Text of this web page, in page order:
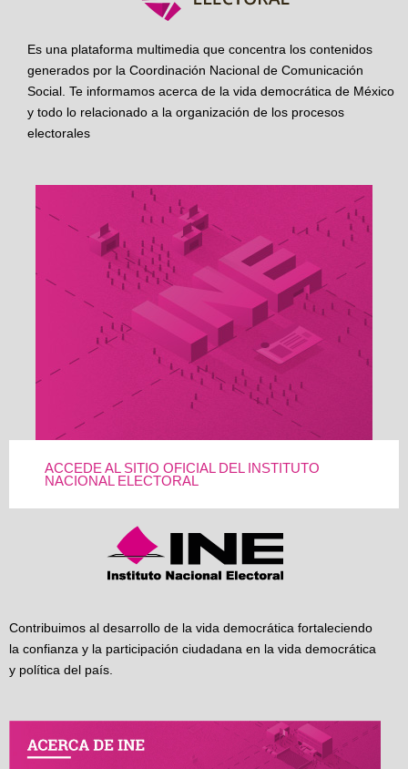
Es una plataforma multimedia que concentra los contenidos
generados por la Coordinación Nacional de Comunicación
Social. Te informamos acerca de la vida democrática de México
y todo lo relacionado a la organización de los procesos
electorales
ACCEDE AL SITIO OFICIAL DEL INSTITUTO
NACIONAL ELECTORAL
Contribuimos al desarrollo de la vida democrática fortaleciendo
la confianza y la participación ciudadana en la vida democrática
y política del país.